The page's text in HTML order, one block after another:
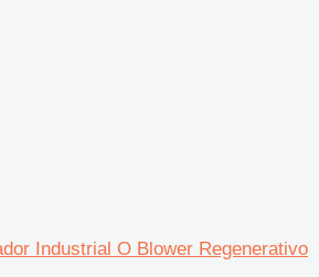
Industrial O Blower Regenerativo